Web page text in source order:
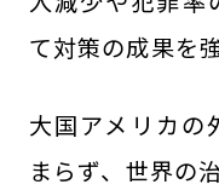
て対策の成果を
大国アメリカの
まらず、世界の